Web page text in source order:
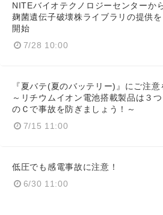
NITEバイオテクノロジーセンターか
麹菌遺伝子破壊株ライブラリの提供を
開始
7/28 10:00
『夏バテ(夏のバッテリー)』にご注意
～リチウムイオン電池搭載製品は３つ
のＣで事故を防ぎましょう！～
7/15 11:00
低圧でも感電事故に注意！
6/30 11:00